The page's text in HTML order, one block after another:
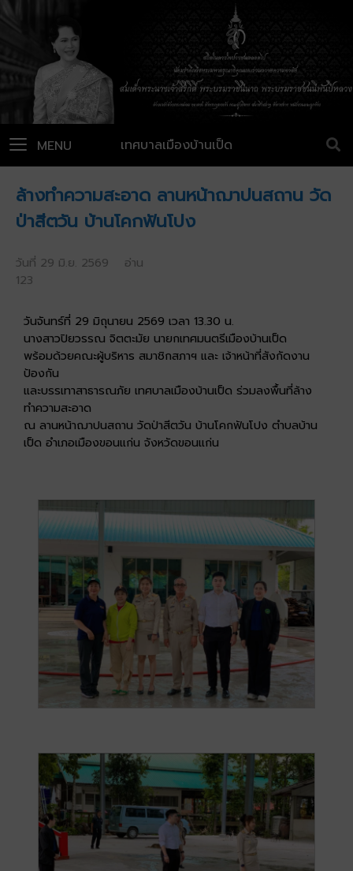
เทศบาลเมืองบ้านเป็ด
MENU
ล้างทำความสะอาด ลานหน้าฌาปนสถาน วัด
ป่าสีตวัน บ้านโคกฟันโปง
วันที่ 29 มิ.ย. 2569 อ่าน
123
วันจันทร์ที่ 29 มิถุนายน 2569 เวลา 13.30 น.
นางสาวปิยวรรณ จิตตะมัย นายกเทศมนตรีเมืองบ้านเป็ด
พร้อมด้วยคณะผู้บริหาร สมาชิกสภาฯ และ เจ้าหน้าที่สังกัดงาน
ป้องกัน
และบรรเทาสาธารณภัย เทศบาลเมืองบ้านเป็ด ร่วมลงพื้นที่ล้าง
ทำความสะอาด
ณ ลานหน้าฌาปนสถาน วัดป่าสีตวัน บ้านโคกฟันโปง ตำบลบ้าน
เป็ด อำเภอเมืองขอนแก่น จังหวัดขอนแก่น